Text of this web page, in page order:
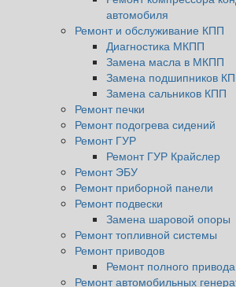
автомобиля
Ремонт и обслуживание КПП
Диагностика МКПП
Замена масла в МКПП
Замена подшипников
Замена сальников КПП
Ремонт печки
Ремонт подогрева сидений
Ремонт ГУР
Ремонт ГУР Крайслер
Ремонт ЭБУ
Ремонт приборной панели
Ремонт подвески
Замена шаровой опоры
Ремонт топливной системы
Ремонт приводов
Ремонт полного привода
Ремонт автомобильных